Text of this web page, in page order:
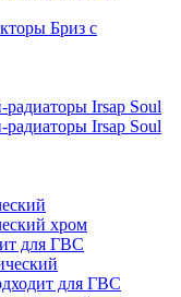
Бриз с
радиаторы Irsap Soul
радиаторы Irsap Soul
хром
для ГВС
для ГВС